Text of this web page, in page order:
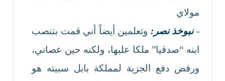
مولاي
-نبوخذ نصر: وتعلمين أيضاً أني قمت بتنصب
ابنه “صدقيا” ملكا عليها، ولكنه حين عصاني،
ورفض دفع الجزية لمملكة بابل سبيته هو